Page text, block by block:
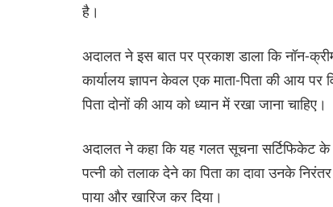
है।
अदालत ने इस बात पर प्रकाश डाला कि नॉन-
कार्यालय ज्ञापन केवल एक माता-पिता की आय पर
पिता दोनों की आय को ध्यान में रखा जाना चाहिए।
अदालत ने कहा कि यह गलत सूचना सर्टिफिकेट
पत्नी को तलाक देने का पिता का दावा उनके
पाया और खारिज कर दिया।